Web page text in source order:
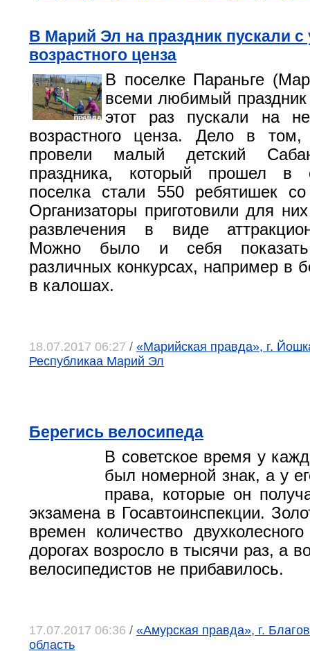
В Марий Эл на праздник пускали
возрастного ценза
В поселке Параньге
всеми любимый
этот раз пускали на
возрастного ценза. Дело в
провели малый детский
праздника, который прошел в
поселка стали 550 ребятишек
Организаторы приготовили для
развлечения в виде
Можно было и себя
различных конкурсах, например в
в калошах.
18.07.2017 06:27 / «Марийская правда», г.
Республикаа Марий Эл
Берегись велосипеда
В советское время у
был номерной знак, а у
права, которые он
экзамена в Госавтоинспекции.
времен количество
дорогах возросло в тысячи раз, а
велосипедистов не прибавилось.
17.07.2017 06:36 / «Амурская правда», г.
область